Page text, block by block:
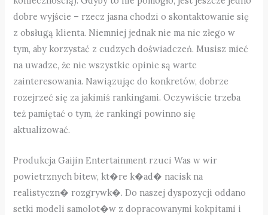
dobre wyjście – rzecz jasna chodzi o skontaktowanie się
z obsługą klienta. Niemniej jednak nie ma nic złego w
tym, aby korzystać z cudzych doświadczeń. Musisz mieć
na uwadze, że nie wszystkie opinie są warte
zainteresowania. Nawiązując do konkretów, dobrze
rozejrzeć się za jakimiś rankingami. Oczywiście trzeba
też pamiętać o tym, że rankingi powinno się
aktualizować.
Produkcja Gaijin Entertainment rzuci Was w wir
powietrznych bitew, kt�re k�ad� nacisk na
realistyczn� rozgrywk�. Do naszej dyspozycji oddano
setki modeli samolot�w z dopracowanymi kokpitami i